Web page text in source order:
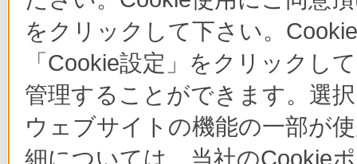
をクリックして下さい。
「Cookie設定」をクリックし
管理することができます。選
ウェブサイトの機能の一部が
細については、当社のCookie